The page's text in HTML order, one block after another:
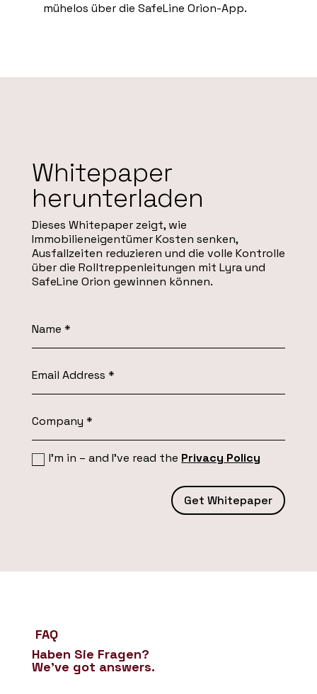
mühelos über die SafeLine Orion-App.
Whitepaper
herunterladen
Dieses Whitepaper zeigt, wie
Immobilieneigentümer Kosten senken,
Ausfallzeiten reduzieren und die volle Kontrolle
über die Rolltreppenleitungen mit Lyra und
SafeLine Orion gewinnen können.
I’m in – and I’ve read the Privacy Policy
Get Whitepaper
FAQ
Haben Sie Fragen?
We’ve got answers.